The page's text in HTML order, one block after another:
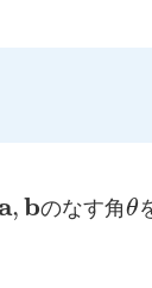
,bのなす角θ